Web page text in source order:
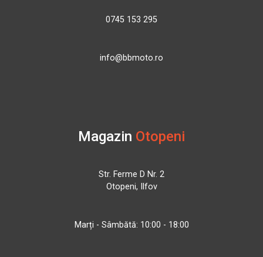
0745 153 295
info@bbmoto.ro
Magazin Otopeni
Str. Ferme D Nr. 2
Otopeni, Ilfov
Marți - Sâmbătă: 10:00 - 18:00